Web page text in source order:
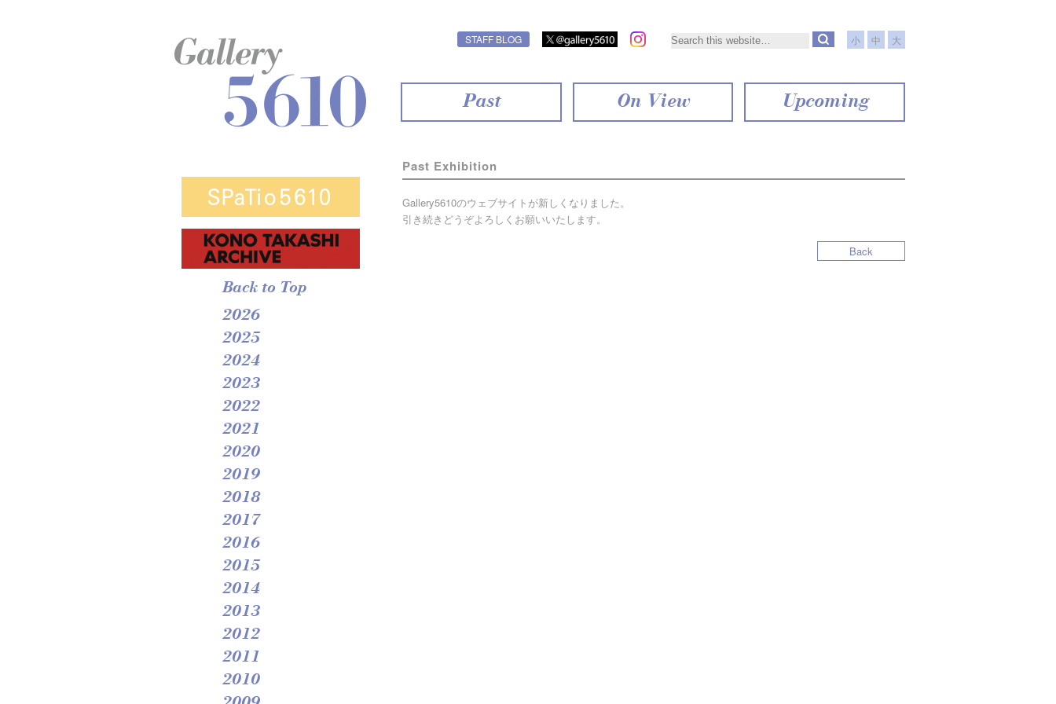
Back to Top
2026
2025
2024
2023
2022
2021
2020
2019
2018
2017
2016
2015
2014
2013
2012
2011
2010
STAFF BLOG 小 中 大
Past On View Upcoming
Past Exhibition
Gallery5610のウェブサイトが新しくなりました。
引き続きどうぞよろしくお願いいたします。
Back